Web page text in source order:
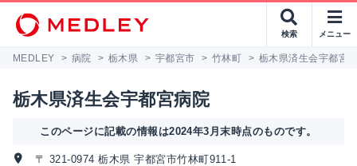
検索 メニュー
MEDLEY > 病院 > 栃木県 > 宇都宮市 > 竹林町 > 栃木県済生会宇都宮
栃木県済生会宇都宮病院
このページに記載の情報は2024年3月末時点のものです。
〒 321-0974 栃木県 宇都宮市竹林町911-1